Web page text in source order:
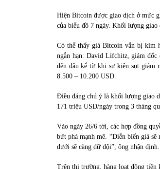
Hiện Bitcoin được giao dịch ở mức
của biểu đồ 7 ngày. Khối lượng
Có thể thấy giá Bitcoin vẫn bị kìm
ngắn hạn. David Lifchitz, giám
đến đâu kể từ khi sự kiện sụt giảm
8.500 – 10.200 USD.
Điều đáng chú ý là khối lượng giao
171 triệu USD/ngày trong 3 tháng
Vào ngày 26/6 tới, các hợp đồng
bứt phá mạnh mẽ. “Diễn biến giá
dưới sẽ càng dữ dội”, ông nhận định.
Trên thị trường, hàng loạt đồng tiền